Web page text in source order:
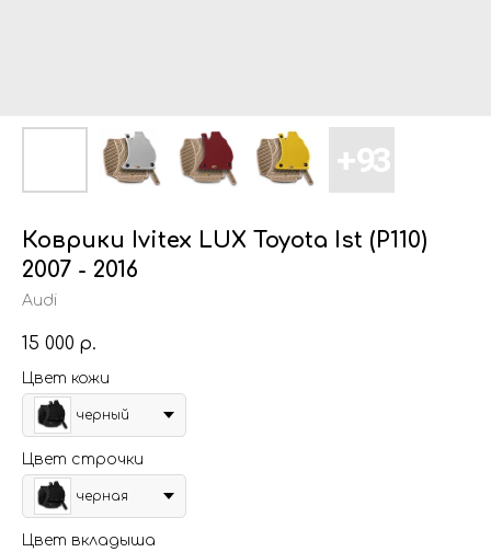
Коврики Ivitex LUX Toyota Ist (P110)
2007 - 2016
Audi
15 000 р.
Цвет кожи
черный
Цвет строчки
черная
Цвет вкладыша